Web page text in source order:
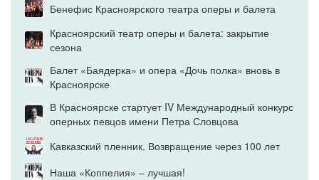
Бенефис Красноярского театра оперы и балета
Красноярский театр оперы и балета: закрытие
сезона
Балет «Баядерка» и опера «Дочь полка» вновь в
Красноярске
В Красноярске стартует IV Международный конкурс
оперных певцов имени Петра Словцова
Кавказский пленник. Возвращение через 100 лет
Наша «Коппелия» – лучшая!